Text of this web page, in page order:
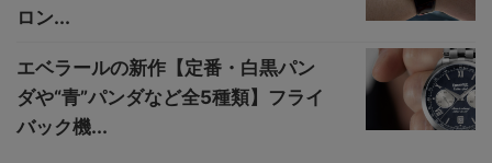
ロン...
エベラールの新作【定番・白黒パン
ダや“青”パンダなど全5種類】フライ
バック機...